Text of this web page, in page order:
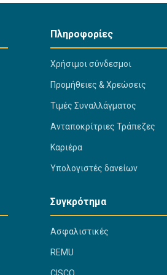
Πληροφορίες
Χρήσιμοι σύνδεσμοι
Προμήθειες & Χρεώσεις
Τιμές Συναλλάγματος
Ανταποκρίτριες Τράπεζες
Καριέρα
Υπολογιστές δανείων
Συγκρότημα
Ασφαλιστικές
REMU